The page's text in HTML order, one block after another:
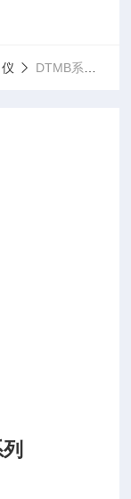
DTMB系列德国Schmid张力计 DTMB系列